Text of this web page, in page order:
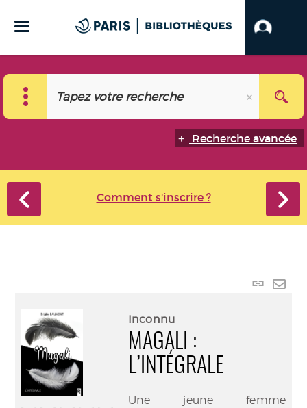
Recherche avancée
Comment s'inscrire ?
Lien
Inconnu
MAGALI :
L’INTÉGRALE
Une jeune femme